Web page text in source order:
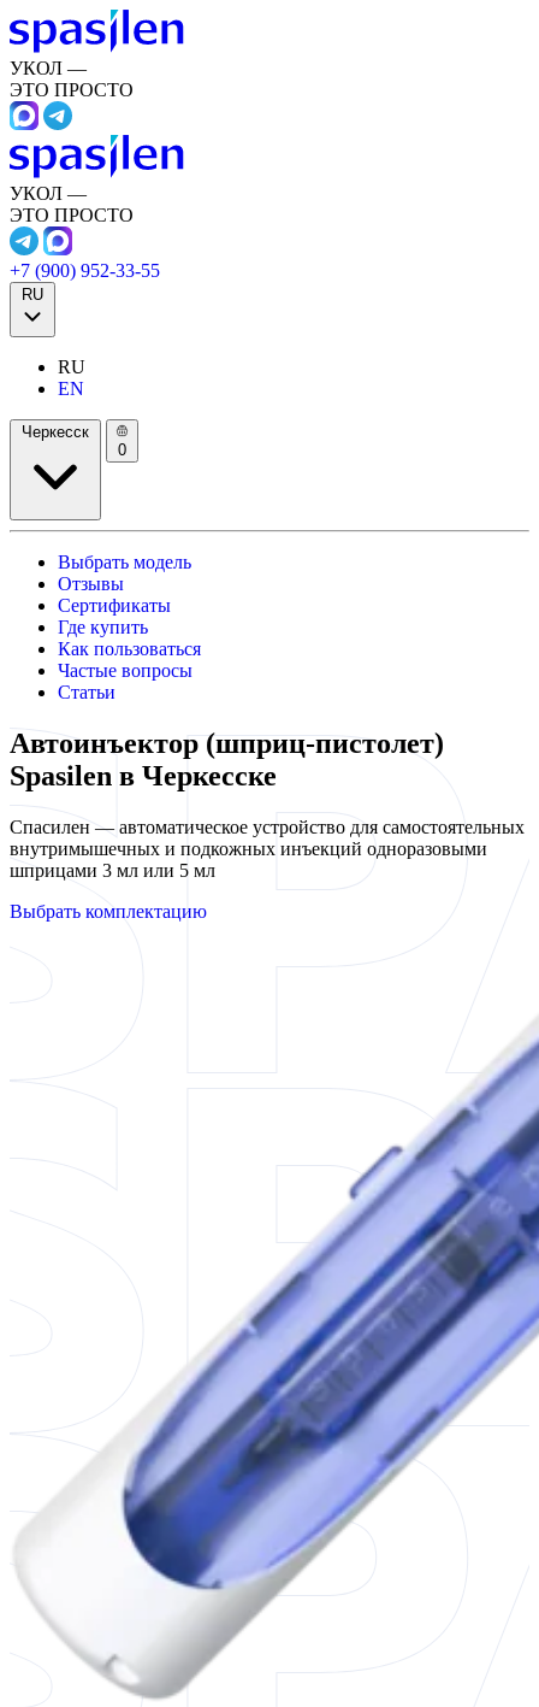
УКОЛ —
ЭТО ПРОСТО
УКОЛ —
ЭТО ПРОСТО
+7 (900) 952-33-55
RU
RU
EN
Черкесск
0
Выбрать модель
Отзывы
Сертификаты
Где купить
Как пользоваться
Частые вопросы
Статьи
Автоинъектор (шприц-пистолет)
Spasilen в Черкесске
Спасилен — автоматическое устройство для самостоятельных
внутримышечных и подкожных инъекций одноразовыми
шприцами 3 мл или 5 мл
Выбрать комплектацию